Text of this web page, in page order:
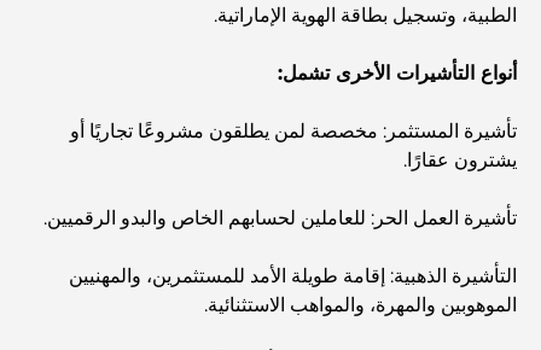
الدليل الأمثل لمطاعم الطعام الفاخر في نخلة جميرا
أغلى سيارة لامبورغيني على الإطلاق: قائمة هواة الجمع
الطبية، وتسجيل بطاقة الهوية الإماراتية.
أنواع التأشيرات الأخرى تشمل:
تأشيرة المستثمر: مخصصة لمن يطلقون مشروعًا تجاريًا أو
يشترون عقارًا.
تأشيرة العمل الحر: للعاملين لحسابهم الخاص والبدو الرقميين.
التأشيرة الذهبية: إقامة طويلة الأمد للمستثمرين، والمهنيين
الموهوبين والمهرة، والمواهب الاستثنائية.